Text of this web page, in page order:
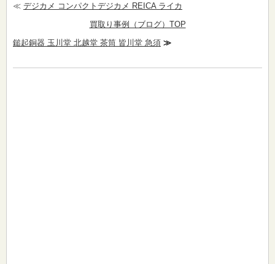
≪ デジカメ コンパクトデジカメ REICA ライカ
買取り事例（ブログ）TOP
鎚起銅器 玉川堂 北越堂 茶筒 皆川堂 急須 ≫